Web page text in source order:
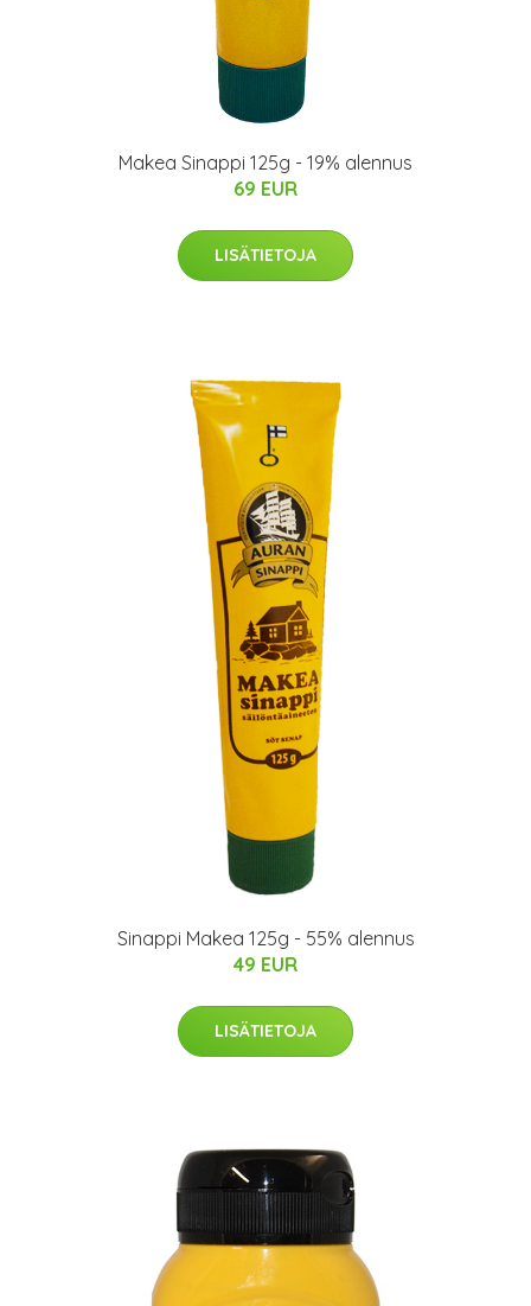
Makea Sinappi 125g - 19% alennus
69 EUR
LISÄTIETOJA
Sinappi Makea 125g - 55% alennus
49 EUR
LISÄTIETOJA